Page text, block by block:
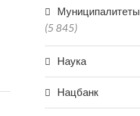
Муниципалитеты
(5 845)
Наука
Нацбанк